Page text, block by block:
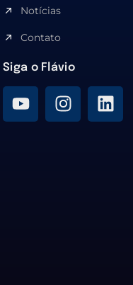
Notícias
Contato
Siga o Flávio